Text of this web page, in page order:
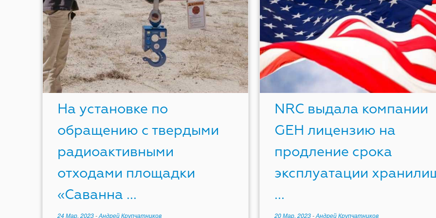
На установке по
обращению с твердыми
радиоактивными
отходами площадки
«Саванна ...
24 Мар, 2023 -Андрей Крупчатников
NRC выдала компании
GEH лицензию на
продление срока
эксплуатации
...
20 Мар, 2023-Андрей Крупчатников